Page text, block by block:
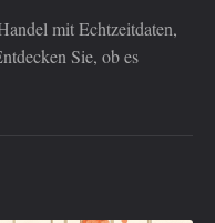
mit Echtzeitdaten,
Sie, ob es